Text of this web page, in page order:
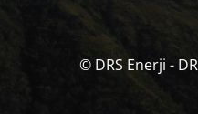
© DRS Enerji -